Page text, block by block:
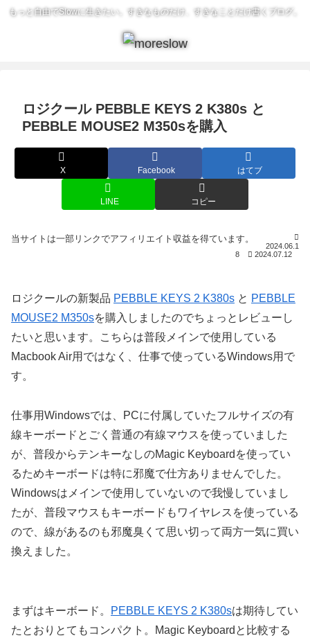
もっと自由でSlowに生きたい。すきなものだけ、すきなことだけ書くブログ。
ロジクール PEBBLE KEYS 2 K380s と
PEBBLE MOUSE2 M350sを購入
X Facebook はてブ
LINE コピー
2024.06.1
8
2024.07.12
ロジクールの新製品 PEBBLE KEYS 2 K380s と PEBBLE
MOUSE2 M350sを購入しましたのでちょっとレビューし
たいと思います。こちらは普段メインで使用している
Macbook Air用ではなく、仕事で使っているWindows用で
す。
仕事用Windowsでは、PCに付属していたフルサイズの有
線キーボードとごく普通の有線マウスを使っていました
が、普段からテンキーなしのMagic Keyboardを使ってい
るためキーボードは特に邪魔で仕方ありませんでした。
Windowsはメインで使用していないので我慢していまし
たが、普段マウスもキーボードもワイヤレスを使っている
ので、線があるのも邪魔臭くて思い切って両方一気に買い
換えました。
まずはキーボード。 PEBBLE KEYS 2 K380sは期待してい
たとおりとてもコンパクト。Magic Keyboardと比較する